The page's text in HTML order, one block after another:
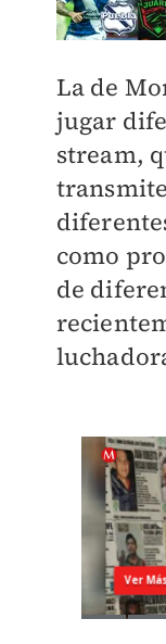
La de
jugar
stream,
como
de